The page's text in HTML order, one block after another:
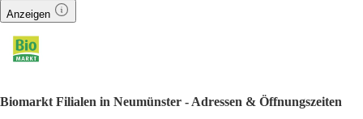
Anzeigen
Biomarkt Filialen in Neumünster - Adressen & Öffnungszeiten